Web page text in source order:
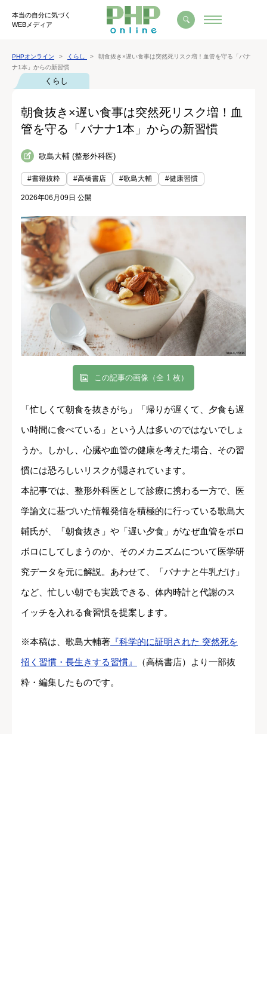
本当の自分に気づく
WEBメディア
PHPオンライン くらし
朝食抜き×遅い食事は突然死リスク増！血管を守る「バナ
ナ1本」からの新習慣
くらし
朝食抜き×遅い食事は突然死リスク増！血
管を守る「バナナ1本」からの新習慣
歌島大輔 (整形外科医)
#書籍抜粋 #高橋書店 #歌島大輔 #健康習慣
2026年06月09日 公開
この記事の画像（全 1 枚）
「忙しくて朝食を抜きがち」「帰りが遅くて、夕食も遅
い時間に食べている」という人は多いのではないでしょ
うか。しかし、心臓や血管の健康を考えた場合、その習
慣には恐ろしいリスクが隠されています。
本記事では、整形外科医として診療に携わる一方で、医
学論文に基づいた情報発信を積極的に行っている歌島大
輔氏が、「朝食抜き」や「遅い夕食」がなぜ血管をボロ
ボロにしてしまうのか、そのメカニズムについて医学研
究データを元に解説。あわせて、「バナナと牛乳だけ」
など、忙しい朝でも実践できる、体内時計と代謝のス
イッチを入れる食習慣を提案します。
※本稿は、歌島大輔著 『科学的に証明された 突然死を
招く習慣・長生きする習慣』
（高橋書店）より一部抜
粋・編集したものです。